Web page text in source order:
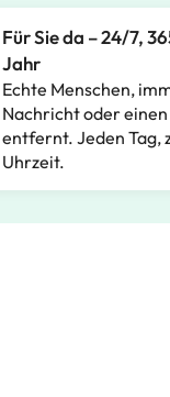
Für Sie da – 24/7,
Jahr
Echte Menschen,
Nachricht oder
entfernt. Jeden Tag,
Uhrzeit.